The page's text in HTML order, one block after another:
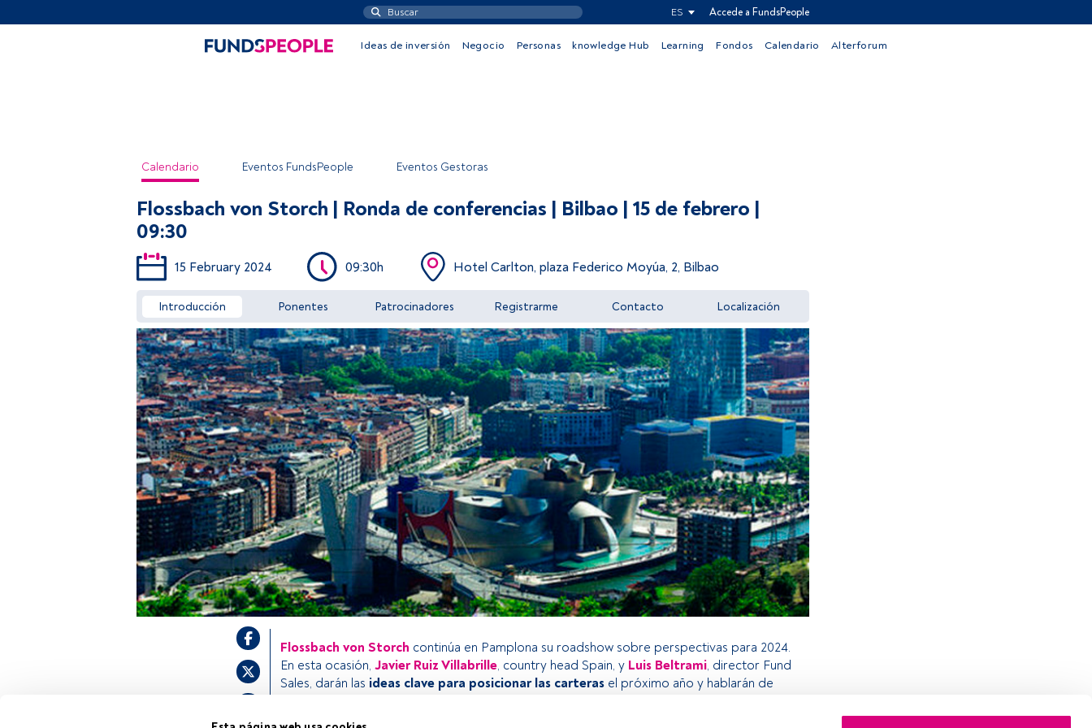
ES Accede a FundsPeople
Ideas de inversión Negocio Personas knowledge Hub Learning Fondos Calendario Alterforum
Calendario Eventos FundsPeople Eventos Gestoras
Acceder a FundsPeople
Flossbach von Storch | Ronda de conferencias | Bilbao | 15 de febrero |
09:30
15 February 2024 09:30h Hotel Carlton, plaza Federico Moyúa, 2, Bilbao
Introducción Ponentes Patrocinadores Registrarme Contacto Localización
Flossbach von Storch continúa en Pamplona su roadshow sobre perspectivas para 2024.
En esta ocasión, Javier Ruiz Villabrille, country head Spain, y Luis Beltrami, director Fund
Sales, darán las ideas clave para posicionar las carteras el próximo año y hablarán de
anticipada de tipos, entre otros. Además, también participarán ene le evento